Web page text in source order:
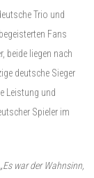
Trio und
Fans
beide liegen nach
deutsche Sieger
Leistung und
Spieler im
„Es war der Wahnsinn,